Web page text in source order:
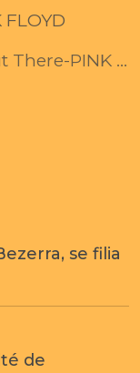
PINK FLOYD
se filia
de